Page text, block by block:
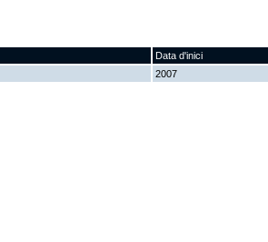
Data d'inici
2007